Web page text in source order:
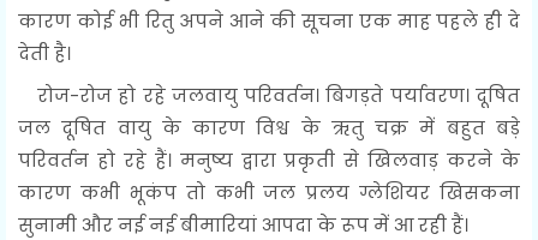
कारण कोई भी रितु अपने आने की सूचना एक माह पहले ही दे
देती है।
रोज-रोज हो रहे जलवायु परिवर्तन। बिगड़ते पर्यावरण। दूषित
जल दूषित वायु के कारण विश्व के ऋतु चक्र में बहुत बड़े
परिवर्तन हो रहे हैं। मनुष्य द्वारा प्रकृती से खिलवाड़ करने के
कारण कभी भूकंप तो कभी जल प्रलय ग्लेशियर खिसकना
सुनामी और नई नई बीमारियां आपदा के रूप में आ रही हैं।